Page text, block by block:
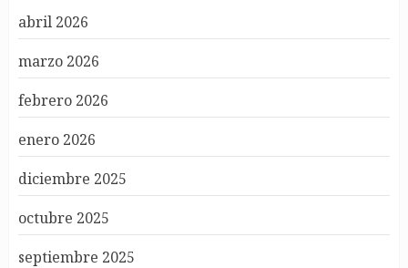
abril 2026
marzo 2026
febrero 2026
enero 2026
diciembre 2025
octubre 2025
septiembre 2025